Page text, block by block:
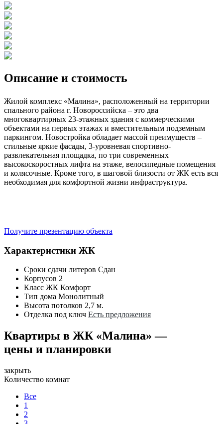
Описание и стоимость
Жилой комплекс «Малина», расположенный на территории
спального района г. Новороссийска – это два
многоквартирных 23-этажных здания с коммерческими
объектами на первых этажах и вместительным подземным
паркингом. Новостройка обладает массой преимуществ –
стильные яркие фасады, 3-уровневая спортивно-
развлекательная площадка, по три современных
высокоскоростных лифта на этаже, велосипедные помещения
и колясочные. Кроме того, в шаговой близости от ЖК есть вся
необходимая для комфортной жизни инфраструктура.
Получите презентацию объекта
Характеристики ЖК
Сроки сдачи литеров Сдан
Корпусов 2
Класс ЖК Комфорт
Тип дома Монолитный
Высота потолков 2,7 м.
Отделка под ключ Есть предложения
Квартиры в ЖК «Малина» —
цены и планировки
закрыть
Количество комнат
Все
1
2